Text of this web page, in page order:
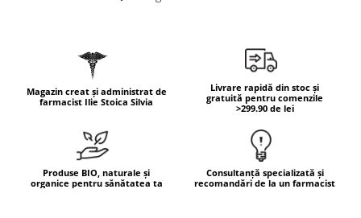
Protecție Solară
Creme SPF față
Creme SPF corp
Uleiuri bronzare
Acceleratoare bronz
Maca
Magneziu
Miere de Manuka
Multivitamine
Magazin creat și administrat de
farmacist Ilie Stoica Silvia
Livrare rapidă din stoc și
gratuită pentru comenzile
>299.90 de lei
Produse BIO, naturale și
organice pentru sănătatea ta
Consultanță specializată și
recomandări de la un farmacist